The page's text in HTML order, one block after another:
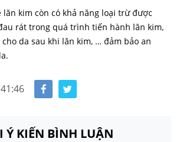
lăn kim còn có khả năng loại trừ được
rát trong quá trình tiến hành lăn kim,
da sau khi lăn kim, … đảm bảo an
Ý KIẾN BÌNH LUẬN